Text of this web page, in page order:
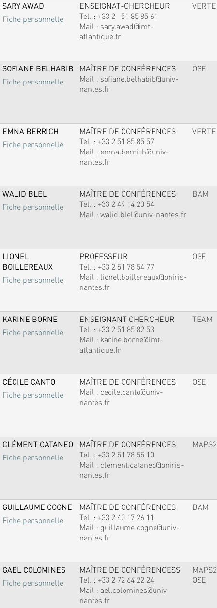
SARY AWAD
Fiche personnelle
ENSEIGNAT-CHERCHEUR
Tel. : +33 2 51 85 85 61
Mail : sary.awad@imt-
atlantique.fr
VERTE
SOFIANE BELHABIB
Fiche personnelle
MAÎTRE DE CONFÉRENCES
Mail : sofiane.belhabib@univ-
nantes.fr
OSE
EMNA BERRICH
Fiche personnelle
MAÎTRE DE CONFÉRENCES
Tel. : +33 2 51 85 85 57
Mail : emna.berrich@univ-
nantes.fr
VERTE
WALID BLEL
Fiche personnelle
MAÎTRE DE CONFÉRENCES
Tel. : +33 2 49 14 20 54
Mail : walid.blel@univ-nantes.fr
BAM
LIONEL
BOILLEREAUX
Fiche personnelle
PROFESSEUR
Tel. : +33 2 51 78 54 77
Mail : lionel.boillereaux@oniris-
nantes.fr
OSE
KARINE BORNE
Fiche personnelle
ENSEIGNANT CHERCHEUR
Tel. : +33 2 51 85 82 53
Mail : karine.borne@imt-
atlantique.fr
TEAM
CÉCILE CANTO
Fiche personnelle
MAÎTRE DE CONFÉRENCES
Mail : cecile.canto@univ-
nantes.fr
OSE
CLÉMENT CATANEO
Fiche personnelle
MAÎTRE DE CONFÉRENCES
Tel. : +33 2 51 78 55 10
Mail : clement.cataneo@oniris-
nantes.fr
MAPS2
GUILLAUME COGNE
Fiche personnelle
MAÎTRE DE CONFÉRENCES
Tel. : +33 2 40 17 26 11
Mail : guillaume.cogne@univ-
nantes.fr
BAM
GAËL COLOMINES
Fiche personnelle
MAÎTRE DE CONFÉRENCESS
Tel. : +33 2 72 64 22 24
Mail : ael.colomines@univ-
nantes.fr
MAPS2
OSE